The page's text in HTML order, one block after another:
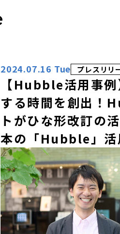
2024.07.16 Tue プレスリリ
【Hubble活用事
する時間を創出！
トがひな形改訂の
本の「Hubble」活